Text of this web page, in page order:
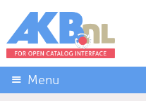
links
over
Direct
naar
de
Menu